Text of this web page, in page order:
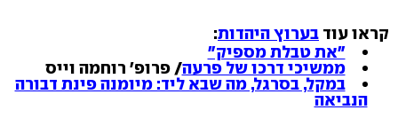
קראו עוד בערוץ היהדות:
"את טבלת מספיק"
ממשיכי דרכו של פרעה/ פרופ' רוחמה וייס
במקל, בסרגל, מה שבא ליד: מיומנה פינת דבורה
הנביאה